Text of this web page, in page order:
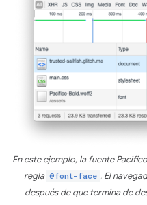
En este ejemplo, la fuente
regla @font-face . El
después de que termina de